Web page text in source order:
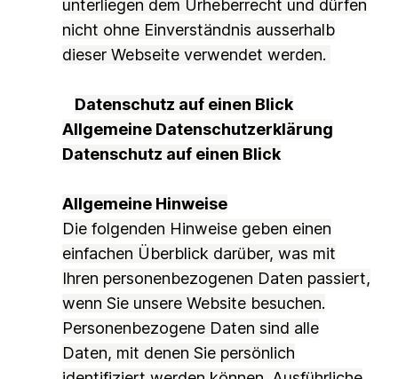
unterliegen dem Urheberrecht und dürfen
nicht ohne Einverständnis ausserhalb
dieser Webseite verwendet werden.
Datenschutz auf einen Blick
Allgemeine Datenschutzerklärung
Datenschutz auf einen Blick
Allgemeine Hinweise
Die folgenden Hinweise geben einen
einfachen Überblick darüber, was mit
Ihren personenbezogenen Daten passiert,
wenn Sie unsere Website besuchen.
Personenbezogene Daten sind alle
Daten, mit denen Sie persönlich